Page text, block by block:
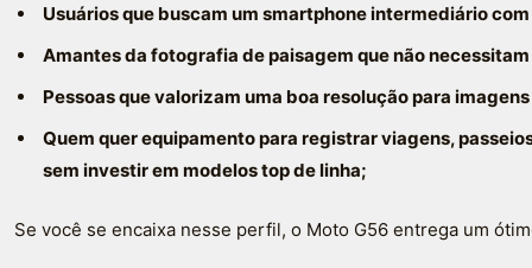
Usuários que buscam um smartphone intermediário
Amantes da fotografia de paisagem que não
Pessoas que valorizam uma boa resolução para
Quem quer equipamento para registrar viagens,
sem investir em modelos top de linha;
Se você se encaixa nesse perfil, o Moto G56 entrega um